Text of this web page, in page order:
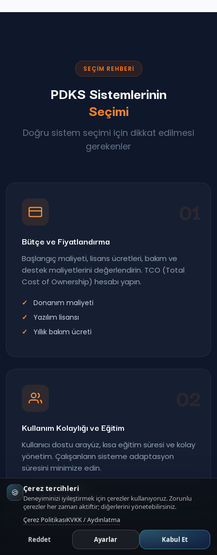
SEÇIM REHBERI
PDKS Sistemlerinin
Seçimi
Doğru sistem seçimi için dikkat edilmesi
gerekenler
Bütçe ve Fiyatlandırma
Başlangıç maliyeti, lisans ücretleri, bakım ve
destek maliyetlerini değerlendirin. TCO (Total
Cost of Ownership) hesabı yapın.
Donanım maliyeti
Yazılım lisansı
Yıllık bakım ücreti
Kullanım Kolaylığı ve Eğitim
Kullanıcı dostu arayüz, kısa eğitim süresi ve kolay
yönetim. Çalışanların sisteme adaptasyon
süresini minimize edin.
Sezgisel arayüz
Türkçe dil desteği
Eğitim materyalleri
🍪 Çerez tercihleri
Deneyiminizi iyileştirmek için çerezler kullanıyoruz. Zorunlu
çerezler her zaman aktiftir; diğerlerini yönetebilirsiniz.
Çerez PolitikasıKVKK / Aydınlatma
Reddet Ayarlar Kabul Et